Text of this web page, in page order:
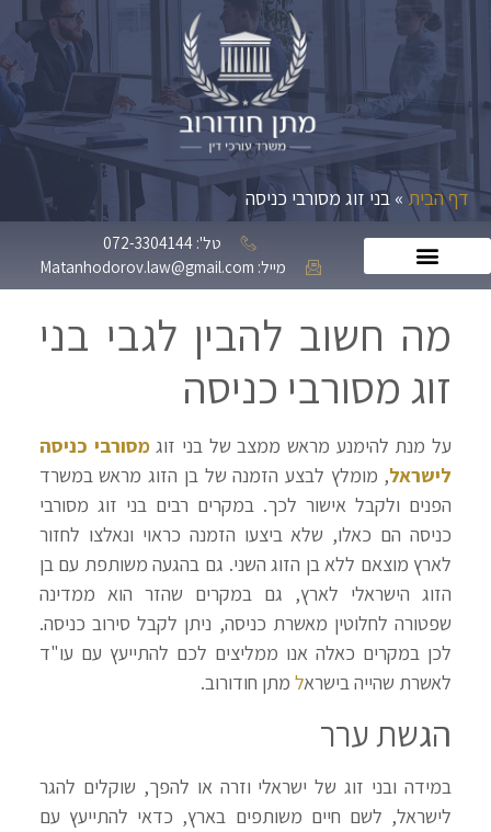
דף הבית» בני זוג מסורבי כניסה
טל': 072-3304144
מייל: Matanhodorov.law@gmail.com
מה חשוב להבין לגבי בני
זוג מסורבי כניסה
על מנת להימנע מראש ממצב של בני זוגמסורבי כניסה
לישראל, מומלץ לבצע הזמנה של בן הזוג מראש במשרד
הפנים ולקבל אישור לכך. במקרים רבים בני זוג מסורבי
כניסה הם כאלו, שלא ביצעו הזמנה כראוי ונאלצו לחזור
לארץ מוצאם ללא בן הזוג השני. גם בהגעה משותפת עם בן
הזוג הישראלי לארץ, גם במקרים שהזר הוא ממדינה
שפטורה לחלוטין מאשרת כניסה, ניתן לקבל סירוב כניסה.
לכן במקרים כאלה אנו ממליצים לכם להתייעץ עם עו"ד
לאשרת שהייה בישראלמתן חודורוב.
הגשת ערר
במידה ובני זוג של ישראלי וזרה או להפך, שוקלים להגר
לישראל, לשם חיים משותפים בארץ, כדאי להתייעץ עם